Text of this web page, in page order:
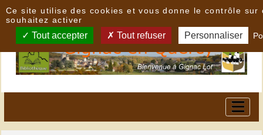
Ce site utilise des cookies et vous donne le contrôle sur
souhaitez activer
Tout accepter Tout refuser Personnaliser